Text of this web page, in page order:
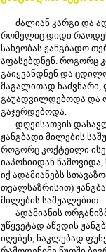
ძალიან კარგი და
რომელიც დიდი
სახეობას ჟანგბადო
აფასებდნენ. როგორც
გაიყვანდნენ და
მაგალითად ნაძვნარი,
გაუადვილდებოდა და
გაჯერდებოდა.
დღეისათვის
ჟანგბადი მილების
როგორც კოქტეილი ისე
იაპონიიდან
იქ ადამიანებს
თვალსაზრისით)
მილების საშუალებით.
ადამიანის
უწყვეტად აწვდის
იღებენ, ნაკლებად